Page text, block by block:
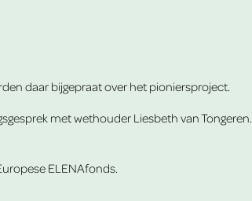
daar bijgepraat over het pioniersproject.
met wethouder Liesbeth van Tongeren.
ELENAfonds.